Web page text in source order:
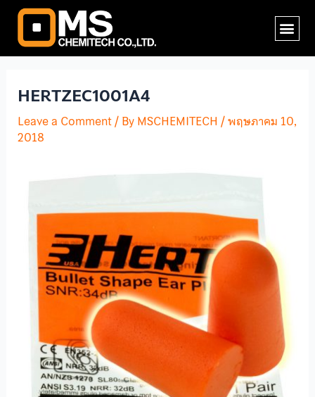
Skip
content
HERTZEC1001A4
Leave a Comment/ ByMSCHEMITECH /พฤษภาคม 10,
2018
Post
navigation